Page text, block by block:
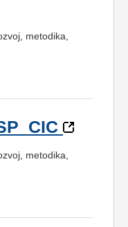
metodika,
metodika,